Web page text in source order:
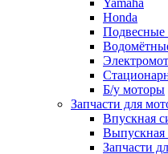
Yamaha
Honda
Подвесные
Б/у моторы
Запчасти для
Впускная
Выпускная
Запчасти